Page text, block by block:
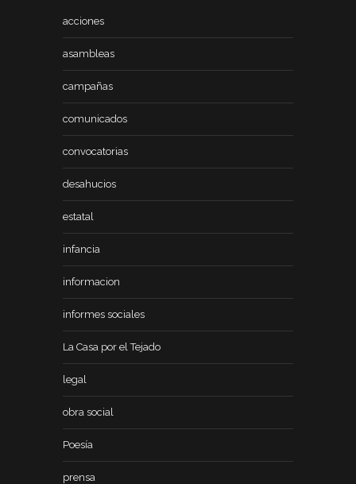
acciones
asambleas
campañas
comunicados
convocatorias
desahucios
estatal
infancia
informacion
informes sociales
La Casa por el Tejado
legal
obra social
Poesía
prensa